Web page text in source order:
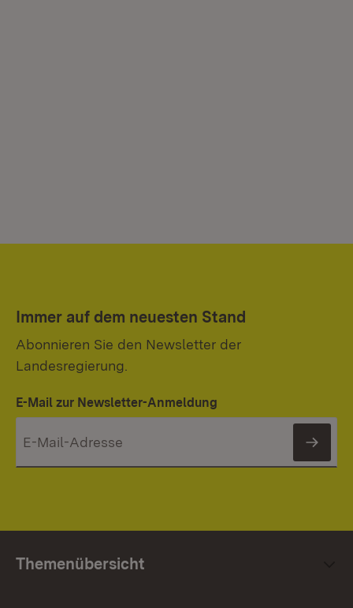
Immer auf dem neuesten Stand
Abonnieren Sie den Newsletter der
Landesregierung.
E-Mail zur Newsletter-Anmeldung
Themenübersicht